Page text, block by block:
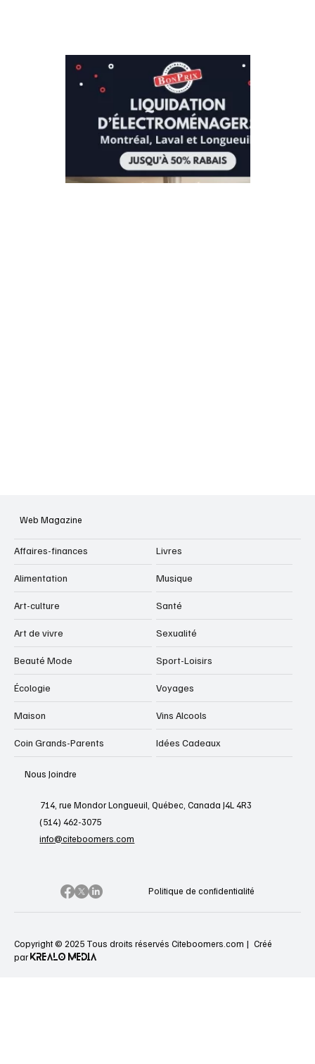
Web Magazine
Affaires-finances
Alimentation
Art-culture
Art de vivre
Beauté Mode
Écologie
Maison
Coin Grands-Parents
Livres
Musique
Santé
Sexualité
Sport-Loisirs
Voyages
Vins Alcools
Idées Cadeaux
Nous Joindre
714, rue Mondor Longueuil, Québec, Canada J4L 4R3
(514) 462-3075
info@citeboomers.com
Politique de confidentialité
Copyright © 2025 Tous droits réservés Citeboomers.com | Créé
par KREALO MEDIA